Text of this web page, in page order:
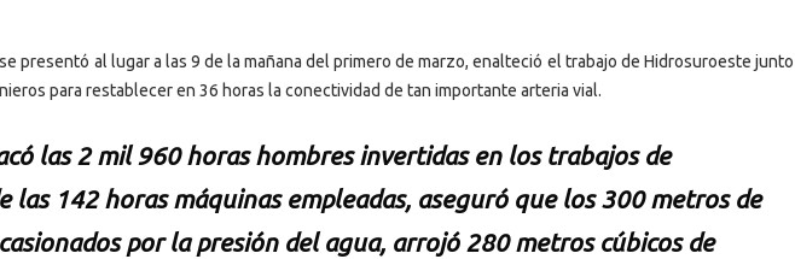
presentó al lugar a las 9 de la mañana del primero de marzo, enalteció el trabajo de Hidrosuroeste junto
para restablecer en 36 horas la conectividad de tan importante arteria vial.
las 2 mil 960 horas hombres invertidas en los trabajos de
las 142 horas máquinas empleadas, aseguró que los 300 metros de
por la presión del agua, arrojó 280 metros cúbicos de